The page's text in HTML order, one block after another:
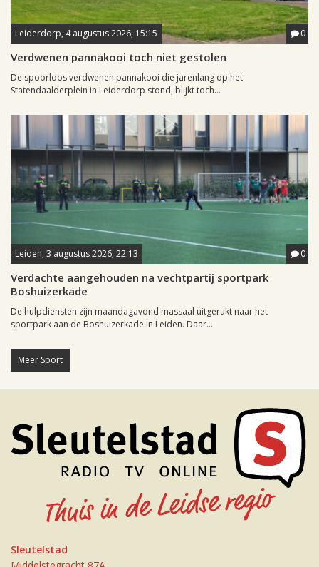
Leiderdorp, 4 augustus 2026, 15:15 0
Verdwenen pannakooi toch niet gestolen
De spoorloos verdwenen pannakooi die jarenlang op het
Statendaalderplein in Leiderdorp stond, blijkt toch...
Leiden, 3 augustus 2026, 22:13 0
Verdachte aangehouden na vechtpartij sportpark
Boshuizerkade
De hulpdiensten zijn maandagavond massaal uitgerukt naar het
sportpark aan de Boshuizerkade in Leiden. Daar...
Meer Sport
Sleutelstad